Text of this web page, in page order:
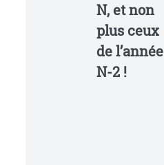
N, et non
plus ceux
de l’année
N-2 !